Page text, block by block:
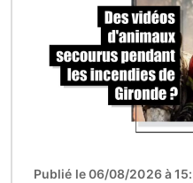
Publié le 06/08/2026 à